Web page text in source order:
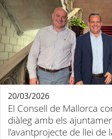
El Consell de Mallorca
diàleg amb els
l’avantprojecte de llei
20/03/2026